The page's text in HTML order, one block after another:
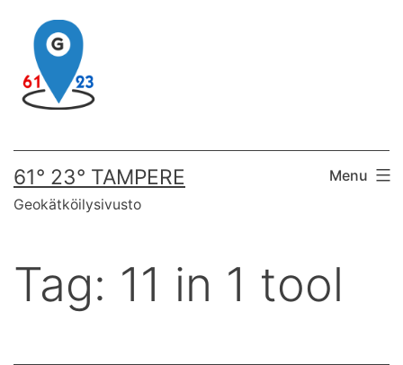
content
61° 23° TAMPERE
Geokätköilysivusto
Menu
Tag: 11 in 1 tool